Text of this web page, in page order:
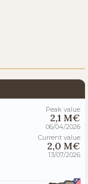
Peak value
2,1 M€
06/04/2026
Current value
2,0 M€
13/07/2026
2M